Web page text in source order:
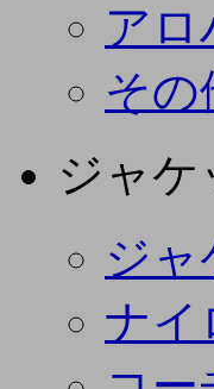
アロ
その
ジャケ
ジャ
ナイ